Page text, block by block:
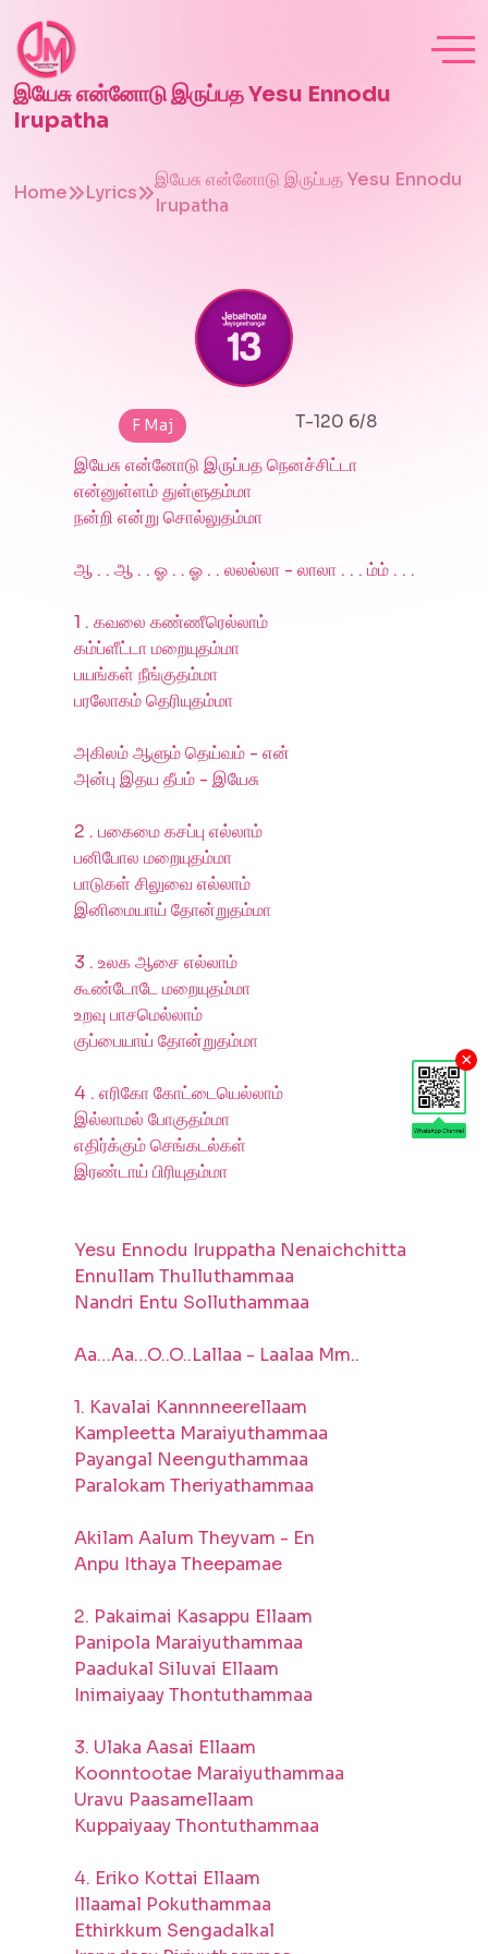
×
இயேசு என்னோடு இருப்பத Yesu Ennodu
Irupatha
Home Lyrics
இயேசு என்னோடு இருப்பத Yesu Ennodu
Irupatha
F Maj
T-120 6/8
இயேசு என்னோடு இருப்பத நெனச்சிட்டா
என்னுள்ளம் துள்ளுதம்மா
நன்றி என்று சொல்லுதம்மா
ஆ . . ஆ . . ஓ . . ஓ . . லலல்லா - லாலா . . . ம்ம் . . .
1 . கவலை கண்ணீரெல்லாம்
கம்ப்ளீட்டா மறையுதம்மா
பயங்கள் நீங்குதம்மா
பரலோகம் தெரியுதம்மா
அகிலம் ஆளும் தெய்வம் - என்
அன்பு இதய தீபம் - இயேசு
2 . பகைமை கசப்பு எல்லாம்
பனிபோல மறையுதம்மா
பாடுகள் சிலுவை எல்லாம்
இனிமையாய் தோன்றுதம்மா
3 . உலக ஆசை எல்லாம்
கூண்டோடே மறையுதம்மா
உறவு பாசமெல்லாம்
குப்பையாய் தோன்றுதம்மா
4 . எரிகோ கோட்டையெல்லாம்
இல்லாமல் போகுதம்மா
எதிர்க்கும் செங்கடல்கள்
இரண்டாய் பிரியுதம்மா
Yesu Ennodu Iruppatha Nenaichchitta
Ennullam Thulluthammaa
Nandri Entu Solluthammaa
Aa…Aa…O..O..Lallaa - Laalaa Mm..
1. Kavalai Kannnneerellaam
Kampleetta Maraiyuthammaa
Payangal Neenguthammaa
Paralokam Theriyathammaa
Akilam Aalum Theyvam - En
Anpu Ithaya Theepamae
2. Pakaimai Kasappu Ellaam
Panipola Maraiyuthammaa
Paadukal Siluvai Ellaam
Inimaiyaay Thontuthammaa
3. Ulaka Aasai Ellaam
Koonntootae Maraiyuthammaa
Uravu Paasamellaam
Kuppaiyaay Thontuthammaa
4. Eriko Kottai Ellaam
Illaamal Pokuthammaa
Ethirkkum Sengadalkal